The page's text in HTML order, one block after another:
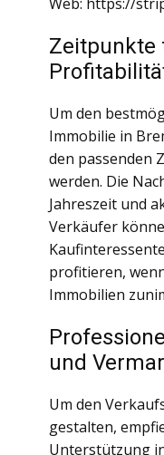
Zeitpunkte
Um den
Immobilie in
den passenden
werden. Die
Jahreszeit und
Verkäufer
profitieren,
Immobilien
und
Um den
gestalten,
Unterstützung